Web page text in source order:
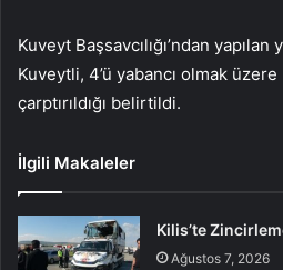
Kuveyt Başsavcılığı’ndan yapılan
Kuveytli, 4’ü yabancı olmak
çarptırıldığı belirtildi.
İlgili Makaleler
Kilis’te
Ağustos 7, 2026